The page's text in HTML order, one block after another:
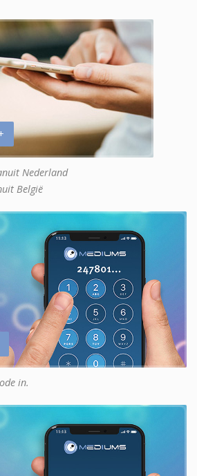
Nederland
België
in.